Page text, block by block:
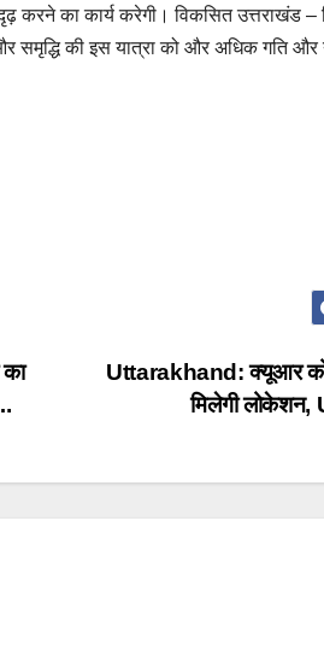
का कार्य करेगी। विकसित उत्तराखंड
की इस यात्रा को और अधिक गति और
Uttarakhand: क्यूआर
मिलेगी लोकेशन,